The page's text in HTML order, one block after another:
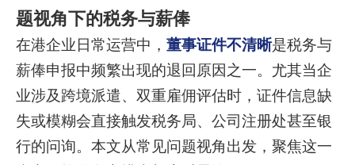
题视角下的税务与薪俸
在港企业日常运营中， 董事证件不清晰是税务与
薪俸申报中频繁出现的退回原因之一。尤其当企
业涉及跨境派遣、双重雇佣评估时，证件信息缺
失或模糊会直接触发税务局、公司注册处甚至银
行的问询。本文从常见问题视角出发，聚焦这一